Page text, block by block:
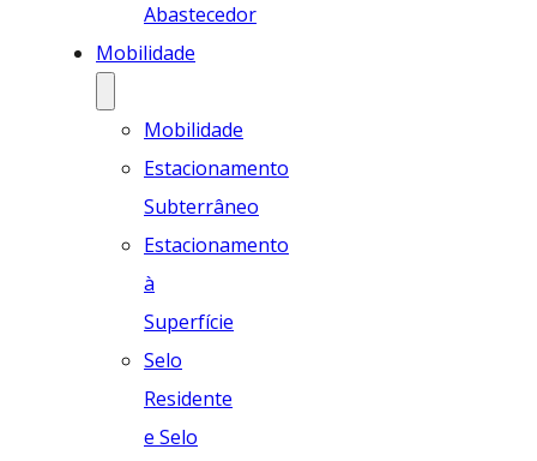
Abastecedor
Mobilidade
Mobilidade
Estacionamento
Subterrâneo
Estacionamento
à
Superfície
Selo
Residente
e Selo